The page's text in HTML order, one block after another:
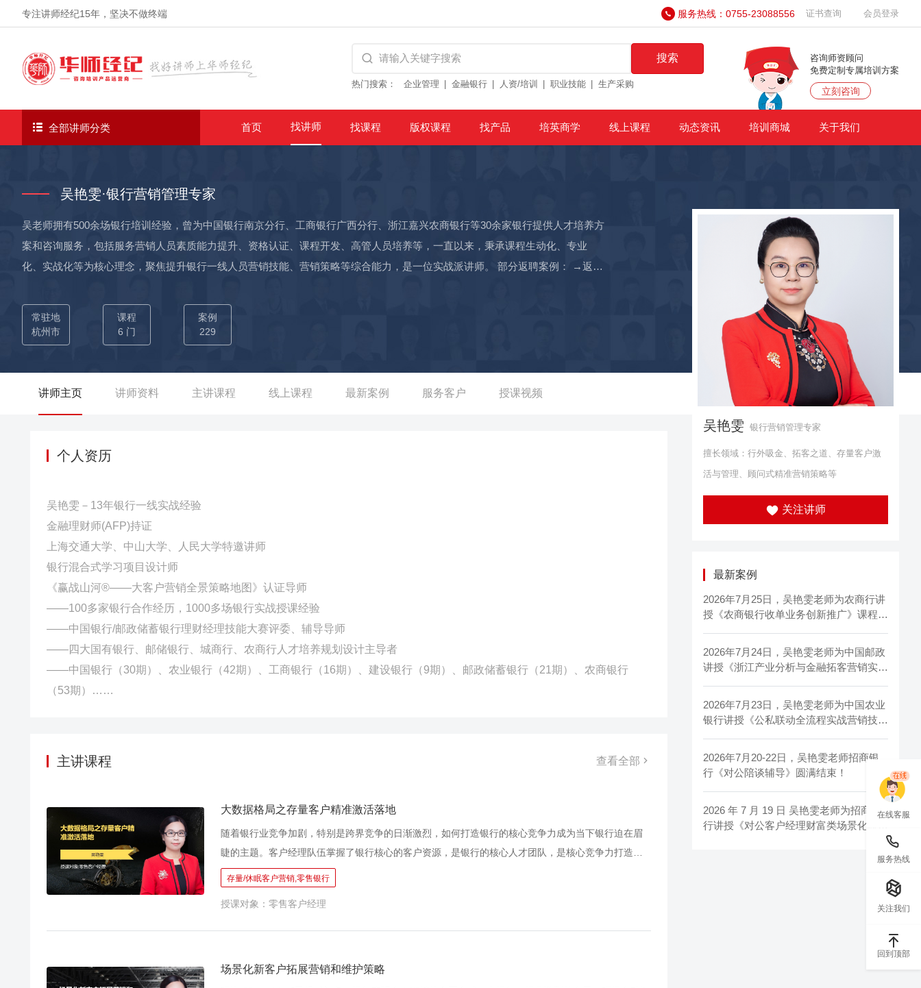
专注讲师经纪15年 ，坚决不做终端 服务热线：0755-23088556 证书查询 会员登录
搜索
热门搜索： 企业管理 金融银行 人资/培训 职业技能 生产采购
咨询师资顾问
免费定制专属培训方案
立刻咨询
全部讲师分类 首页 找讲师 找课程 版权课程 找产品 培英商学 线上课程 动态资讯 培训商城 关于我们
吴艳雯·银行营销管理专家
吴老师拥有500余场银行培训经验，曾为中国银行南京分行、工商银行广西分行、浙江嘉兴农商银行等30余家银行提供人才培养方
案和咨询服务，包括服务营销人员素质能力提升、资格认证、课程开发、高管人员培养等，一直以来，秉承课程生动化、专业
化、实战化等为核心理念，聚焦提升银行一线人员营销技能、营销策略等综合能力，是一位实战派讲师。 部分返聘案例： →返聘
课程。 →返聘3期：曾为光大银行郑州分行，招商银行南京分行、苏州银行讲授《存量激活AI攻坚战：用DeepSeek唤醒“睡眠客
户”的5大智能武器》课程。 →返聘4期：曾为汉口银行、兴业银行福州分行、恒丰银行杭州分行讲授《存量客户价值提升策略与技
巧》课程。 →返聘14期：曾为安徽省宣城农商银行、广发银行盘锦分行、中国邮政储蓄银行西安分行、光大银行深圳分行讲授
客户维护和沙龙活动落地》课程。 →返聘6期：曾为中国银行重庆分行、登封农商行、云南丽江农商行讲授《拓增量客户经营和需
务趋势及渠道建设》课程
常驻地
杭州市
课程
6 门
案例
229
讲师主页 讲师资料 主讲课程 线上课程 最新案例 服务客户 授课视频
个人资历
吴艳雯－13年银行一线实战经验
金融理财师(AFP)持证
上海交通大学、中山大学、人民大学特邀讲师
银行混合式学习项目设计师
《赢战山河®——大客户营销全景策略地图》认证导师
——100多家银行合作经历，1000多场银行实战授课经验
——中国银行/邮政储蓄银行理财经理技能大赛评委、辅导导师
——四大国有银行、邮储银行、城商行、农商行人才培养规划设计主导者
——中国银行（30期）、农业银行（42期）、工商银行（16期）、建设银行（9期）、邮政储蓄银行（21期）、农商银行
（53期）……
主讲课程 查看全部
大数据格局之存量客户精准激活落地
随着银行业竞争加剧，特别是跨界竞争的日渐激烈，如何打造银行的核心竞争力成为当下银行迫在眉
睫的主题。客户经理队伍掌握了银行核心的客户资源，是银行的核心人才团队，是核心竞争力打造中
不可或缺的中坚力量。如何有效挖掘系统内的存量客户是客户经理的核心工作重点，本课程主要带领
客户经理团队激活存量客户，掌握客户维护的方法和技巧。 您的客户经理团队是否面临以下困惑? ●
缺客户：没有客户资源，不知道从何下手寻找客户? 怎么办？ ● 缺抓手：沉睡客户太多，管理不过
来，打电话激活效果不好，缺抓手？ ● 需务实：培训疲惫，几轮培训后来点新颖又务实的课程？有木
存量/休眠客户营销,零售银行
授课对象：零售客户经理
场景化新客户拓展营销和维护策略
吴艳雯 银行营销管理专家
擅长领域：行外吸金、拓客之道、存量客户激
活与管理、顾问式精准营销策略等
关注讲师
最新案例
2026年7月25日，吴艳雯老师为农商行讲
授《农商银行收单业务创新推广》课程，
2026年7月24日，吴艳雯老师为中国邮政
讲授《浙江产业分析与金融拓客营销实战
2026年7月23日，吴艳雯老师为中国农业
银行讲授《公私联动全流程实战营销技巧
2026年7月20-22日，吴艳雯老师招商银
行《对公陪谈辅导》圆满结束！
2026 年 7 月 19 日 吴艳雯老师为招商银
行讲授《对公客户经理财富类场景化获客
在线客服
服务热线
关注我们
回到顶部